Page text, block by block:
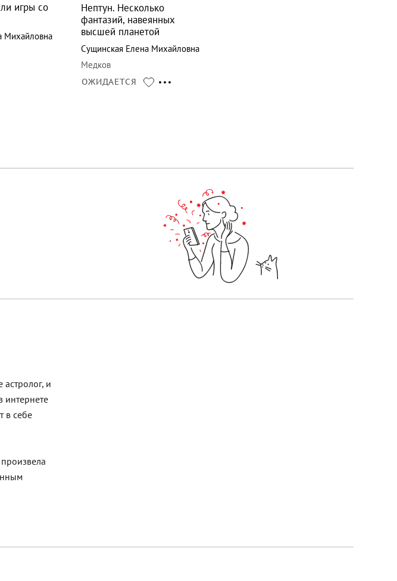
игры со
Михайловна
Нептун. Несколько
фантазий, навеянных
высшей планетой
Сущинская Елена Михайловна
Медков
ОЖИДАЕТСЯ
и
интернете
в себе